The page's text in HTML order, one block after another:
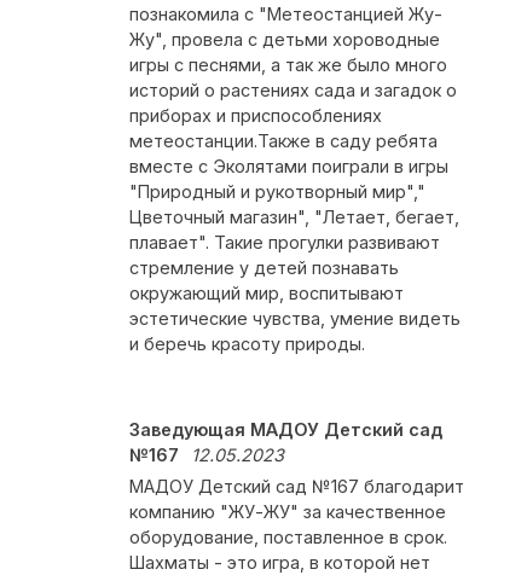
познакомила с "Метеостанцией Жу-
Жу", провела с детьми хороводные
игры с песнями, а так же было много
историй о растениях сада и загадок о
приборах и приспособлениях
метеостанции.Также в саду ребята
вместе с Эколятами поиграли в игры
"Природный и рукотворный мир","
Цветочный магазин", "Летает, бегает,
плавает". Такие прогулки развивают
стремление у детей познавать
окружающий мир, воспитывают
эстетические чувства, умение видеть
и беречь красоту природы.
Заведующая МАДОУ Детский сад
№167
12.05.2023
МАДОУ Детский сад №167 благодарит
компанию "ЖУ-ЖУ" за качественное
оборудование, поставленное в срок.
Шахматы - это игра, в которой нет